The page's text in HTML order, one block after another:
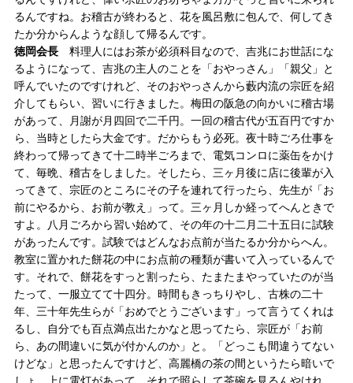
るんですね。お稽古が終わると、花を風呂敷に包んで、何してき
たか分からんような顔して帰るんです。
徳岡会長料理人にはお茶が必須科目なので、吉兆にお世話にな
るようになって、吉兆の主人のことを「おやっさん」「親父」と
呼んでいたのですけれど、そのおやっさんから藪内流の宗匠を紹
介してもらい、習いに行きました。梅田の阪急の向かいに稽古場
があって、月謝が月四回で二千円。一回の稽古代が五百円ですか
ら、当時としたら大金です。だからもう必死。夜十時ごろ仕事を
終わって帰ってきて十二時半ごろまで、電気コンロに薬缶をかけ
て、毎晩、稽古をしました。そしたら、三ヶ月後に店に後輩が入
ってきて、宗匠のところにその子を連れて行ったら、先生が「お
前にやるから、お前が教え」って。三ヶ月しか経ってへんときで
すよ。八月ごろから習い始めて、その年の十二月二十五日に試験
があったんです。試験ではどんなお点前が当たるか分からへん。
教室に置かれた餅花の中にお点前の種類が書いて入っているんで
す。それで、餅花をすっと割ったら、たまたまやっていたのが当
たって、一服立てて十四分。時間もきっちりやし、古株の二十
年、三十年先生らが「おめでとうございます」って言うてくれは
るし、自分でも百点満点出たかなと思ってたら、宗匠が「お前
ら、あの間違いに気が付かんのか」と。「どっこも間違うてない
けどな」と思ったんですけど、高麗橋の茶の間というたら暗いで